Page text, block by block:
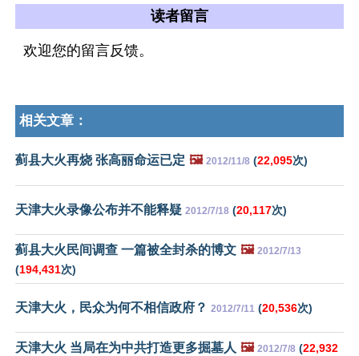
读者留言
欢迎您的留言反馈。
相关文章：
蓟县大火再烧 张高丽命运已定 🖼️ 2012/11/8 (22,095次)
天津大火录像公布并不能释疑 2012/7/18 (20,117次)
蓟县大火民间调查 一篇被全封杀的博文 🖼️ 2012/7/13
(194,431次)
天津大火，民众为何不相信政府？ 2012/7/11 (20,536次)
天津大火 当局在为中共打造更多掘墓人 🖼️ 2012/7/8 (22,932